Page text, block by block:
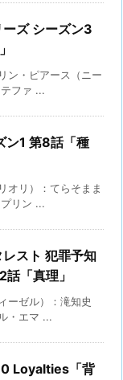
ズ シーズン3
ン・ピアース（ニー
ファ ...
ン1 第8話「種
オリ）：てらそまま
リン ...
スト 犯罪予知
「真理」
ーゼル）：滝知史
・エマ ...
Loyalties「背